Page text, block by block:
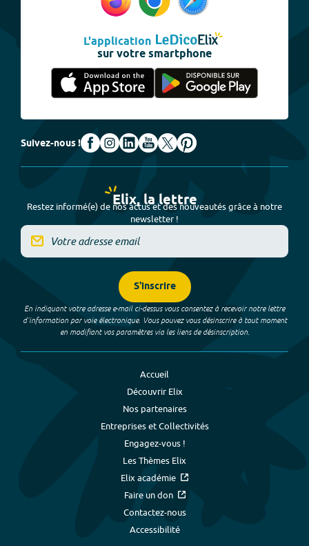
L'application
sur votre smartphone
Suivez-nous !
Elix, la lettre
Restez informé(e) de nos actus et des nouveautés grâce à notre
newsletter !
S'inscrire
En indiquant votre adresse e-mail ci-dessus vous consentez à recevoir notre lettre
d’information par voie électronique. Vous pouvez vous désinscrire à tout moment
en modifiant vos paramètres via les liens de désinscription.
Accueil
Découvrir Elix
Nos partenaires
Entreprises et Collectivités
Engagez-vous !
Les Thèmes Elix
Elix académie
Faire un don
Contactez-nous
Accessibilité